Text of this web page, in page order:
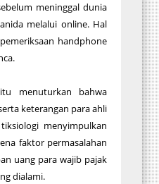
meninggal dunia
melalui online. Hal
handphone
menuturkan bahwa
keterangan para ahli
menyimpulkan
faktor permasalahan
uang para wajib pajak
dialami.